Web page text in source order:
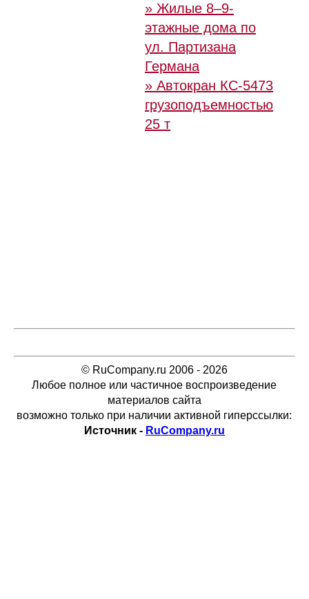
» Жилые 8–9-
этажные дома по
ул. Партизана
Германа
» Автокран КС-5473
грузоподъемностью
25 т
© RuCompany.ru 2006 - 2026
Любое полное или частичное воспроизведение
материалов сайта
возможно только при наличии активной гиперссылки:
Источник - RuCompany.ru